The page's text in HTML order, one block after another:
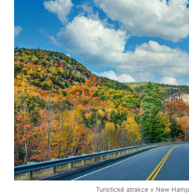
Turistické atrakce v New